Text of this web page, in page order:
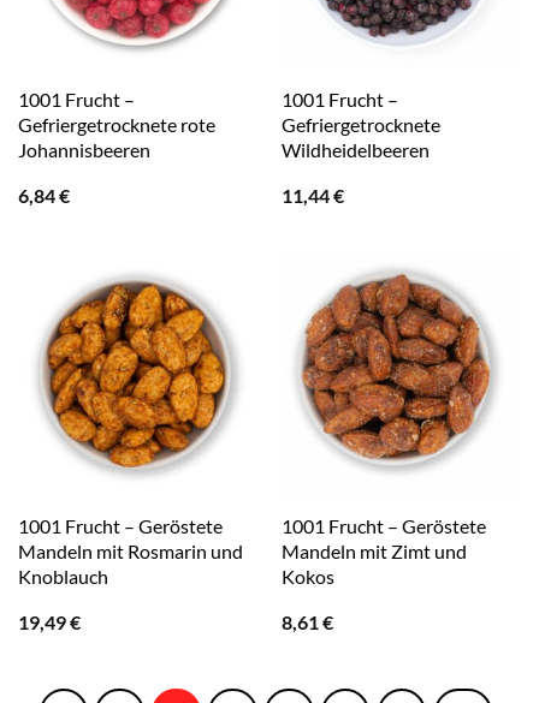
1001 Frucht –
Gefriergetrocknete rote
Johannisbeeren
6,84€
1001 Frucht –
Gefriergetrocknete
Wildheidelbeeren
11,44€
1001 Frucht – Geröstete
Mandeln mit Rosmarin und
Knoblauch
19,49€
1001 Frucht – Geröstete
Mandeln mit Zimt und
Kokos
8,61€